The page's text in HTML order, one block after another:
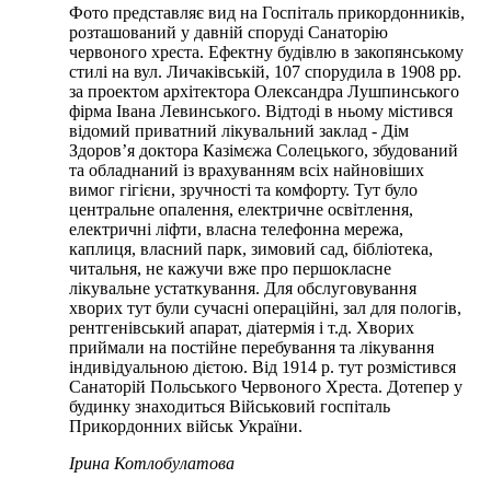
Фото представляє вид на Госпіталь прикордонників,
розташований у давній споруді Санаторію
червоного хреста. Ефектну будівлю в закопянському
стилі на вул. Личаківській, 107 спорудила в 1908 рр.
за проектом архітектора Олександра Лушпинського
фірма Івана Левинського. Відтоді в ньому містився
відомий приватний лікувальний заклад - Дім
Здоров’я доктора Казімєжа Солецького, збудований
та обладнаний із врахуванням всіх найновіших
вимог гігієни, зручності та комфорту. Тут було
центральне опалення, електричне освітлення,
електричні ліфти, власна телефонна мережа,
каплиця, власний парк, зимовий сад, бібліотека,
читальня, не кажучи вже про першокласне
лікувальне устаткування. Для обслуговування
хворих тут були сучасні операційні, зал для пологів,
рентгенівський апарат, діатермія і т.д. Хворих
приймали на постійне перебування та лікування
індивідуальною дієтою. Від 1914 р. тут розмістився
Санаторій Польського Червоного Хреста. Дотепер у
будинку знаходиться Військовий госпіталь
Прикордонних військ України.
Ірина Котлобулатова